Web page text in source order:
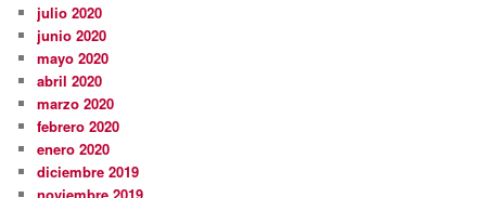
julio 2020
junio 2020
mayo 2020
abril 2020
marzo 2020
febrero 2020
enero 2020
diciembre 2019